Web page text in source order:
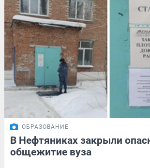
ОБРАЗОВАНИЕ
В Нефтяниках закрыли
общежитие вуза